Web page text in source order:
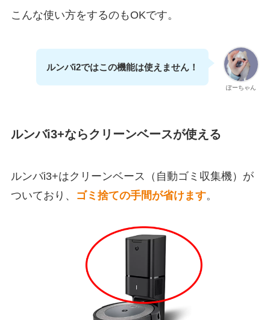
こんな使い方をするのもOKです。
ぽーちゃん
ルンバi2ではこの機能は使えません！
ルンバi3+ならクリーンベースが使える
ルンバi3+はクリーンベース（自動ゴミ収集機）が
ついており、
ゴミ捨ての手間が省けます。